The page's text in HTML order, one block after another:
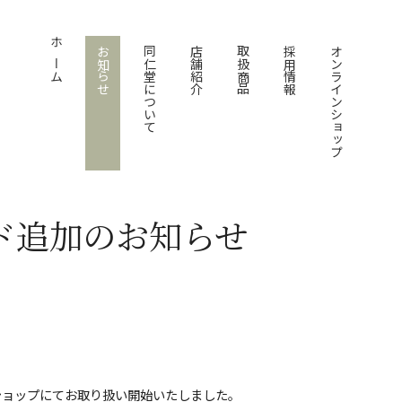
ホーム お知らせ 同仁堂について 店舗紹介 取扱商品 採用情報 オンラインショップ
追加のお知らせ
ップにてお取り扱い開始いたしました。